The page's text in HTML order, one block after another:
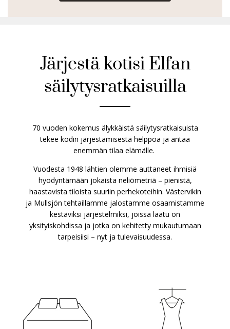
Järjestä kotisi Elfan
säilytysratkaisuilla
70 vuoden kokemus älykkäistä säilytysratkaisuista
tekee kodin järjestämisestä helppoa ja antaa
enemmän tilaa elämälle.
Vuodesta 1948 lähtien olemme auttaneet ihmisiä
hyödyntämään jokaista neliömetriä – pienistä,
haastavista tiloista suuriin perhekoteihin. Västervikin
ja Mullsjön tehtaillamme jalostamme osaamistamme
kestäviksi järjestelmiksi, joissa laatu on
yksityiskohdissa ja jotka on kehitetty mukautumaan
tarpeisiisi – nyt ja tulevaisuudessa.